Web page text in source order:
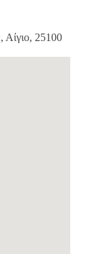
Αίγιο, 25100